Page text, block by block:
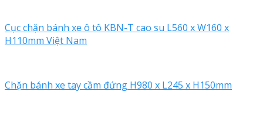
Cục chặn bánh xe ô tô KBN-T cao su L560 x W160 x
H110mm Việt Nam
Chặn bánh xe tay cầm đứng H980 x L245 x H150mm